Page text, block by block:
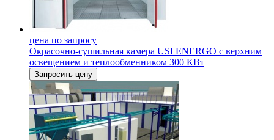
цена по запросу
Окрасочно-сушильная камера USI ENERGO с верхним
освещением и теплообменником 300 КВт
Запросить цену